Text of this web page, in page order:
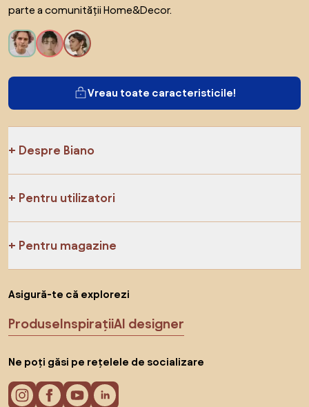
parte a comunității Home&Decor.
Vreau toate caracteristicile!
Despre Biano
Pentru utilizatori
Pentru magazine
Asigură-te că explorezi
ProduseInspirațiiAI designer
Ne poți găsi pe rețelele de socializare